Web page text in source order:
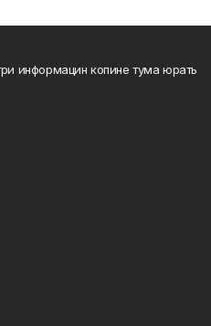
информацин копине тума юрать